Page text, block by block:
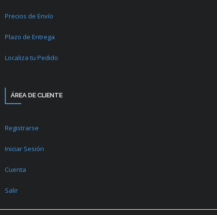
Precios de Envío
Plazo de Entrega
Localiza tu Pedido
ÁREA DE CLIENTE
Registrarse
Iniciar Sesión
Cuenta
Salir